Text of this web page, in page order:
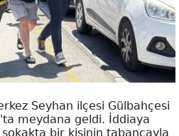
Seyhan ilçesi Gülbahçesi
meydana geldi. İddiaya
bir kişinin tabancayla